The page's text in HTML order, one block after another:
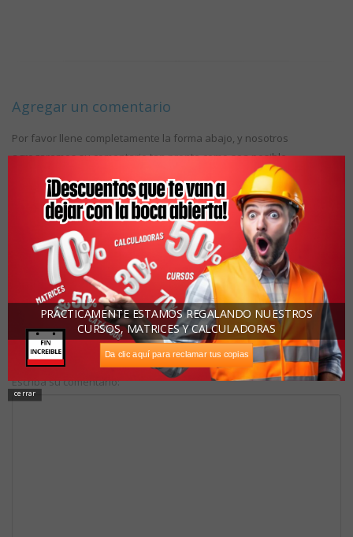
Agregar un comentario
Por favor llene completamente la forma abajo, y nosotros
agregaremos su comentario tan pronto como sea posible.
Una calificación: (1 malo 5 muy bueno) 1 2 3
Estoy calificando:
Asunto:
Escriba su comentario:
cerrar
Da clic aquí para reclamar tus copias
PRÁCTICAMENTE ESTAMOS REGALANDO NUESTROS
CURSOS, MATRICES Y CALCULADORAS